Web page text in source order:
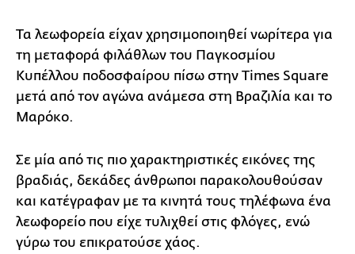
Τα λεωφορεία είχαν χρησιμοποιηθεί νωρίτερα για
τη μεταφορά φιλάθλων του Παγκοσμίου
Κυπέλλου ποδοσφαίρου πίσω στην Times Square
μετά από τον αγώνα ανάμεσα στη Βραζιλία και το
Μαρόκο.
Σε μία από τις πιο χαρακτηριστικές εικόνες της
βραδιάς, δεκάδες άνθρωποι παρακολουθούσαν
και κατέγραφαν με τα κινητά τους τηλέφωνα ένα
λεωφορείο που είχε τυλιχθεί στις φλόγες, ενώ
γύρω του επικρατούσε χάος.